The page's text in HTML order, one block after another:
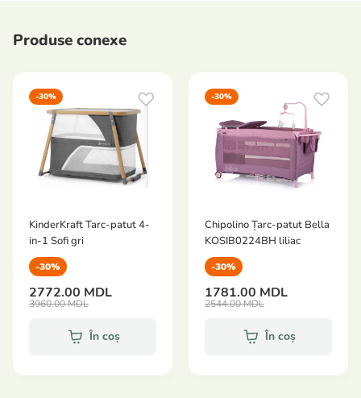
Produse conexe
-30%
KinderKraft Tarc-patut 4-
in-1 Sofi gri
-30%
2772.00 MDL
3960.00 MDL
În coș
-30%
Chipolino Țarc-patut Bella
KOSIB0224BH liliac
-30%
1781.00 MDL
2544.00 MDL
În coș